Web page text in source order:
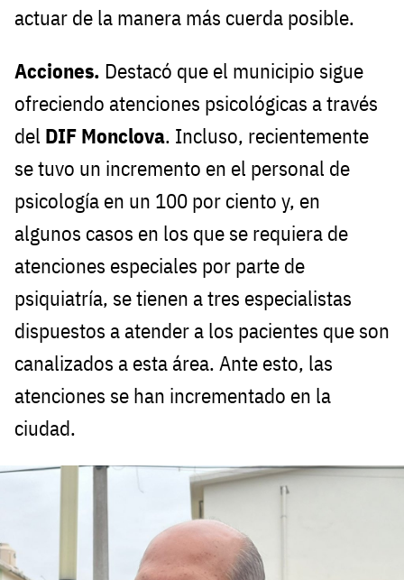
actuar de la manera más cuerda posible.
Acciones. Destacó que el municipio sigue
ofreciendo atenciones psicológicas a través
del DIF Monclova. Incluso, recientemente
se tuvo un incremento en el personal de
psicología en un 100 por ciento y, en
algunos casos en los que se requiera de
atenciones especiales por parte de
psiquiatría, se tienen a tres especialistas
dispuestos a atender a los pacientes que son
canalizados a esta área. Ante esto, las
atenciones se han incrementado en la
ciudad.